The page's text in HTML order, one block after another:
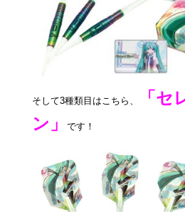
そして3種類目はこちら、
「セ
ン」
です！